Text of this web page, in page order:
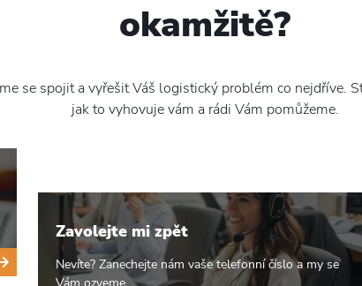
okamžitě?
se spojit a vyřešit Váš logistický problém co nejdříve.
jak to vyhovuje vám a rádi Vám pomůžeme.
Zavolejte mi zpět
Nevíte? Zanechejte nám vaše telefonní číslo a my se